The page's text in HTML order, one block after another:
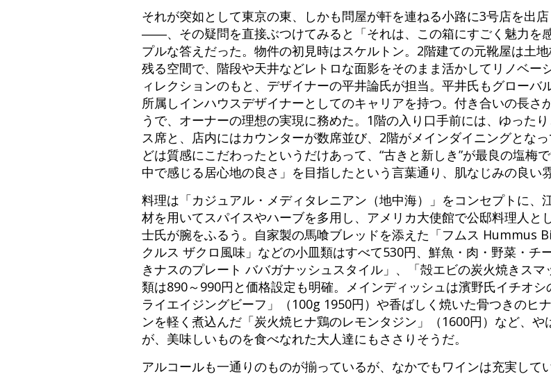
それが突如として東京の東、しかも問屋が軒を連ねる小路に3号店を出
――、その疑問を直接ぶつけてみると「それは、この箱にすごく魅力を
プルな答えだった。物件の初見時はスケルトン。2階建ての元靴屋は土
残る空間で、階段や天井などレトロな面影をそのまま活かしてリノベー
ィレクションのもと、デザイナーの平井論氏が担当。平井氏もグローバ
所属しインハウスデザイナーとしてのキャリアを持つ。付き合いの長さ
うで、オーナーの理想の実現に務めた。1階の入り口手前には、ゆった
ス席と、店内にはカウンターが数席並び、2階がメインダイニングとな
どは質感にこだわったというだけあって、“古きと新しき”が最良の塩梅
中で感じる居心地の良さ」を目指したという言葉通り、肌なじみの良い
料理は「カジュアル・メディタレニアン（地中海）」をコンセプトに、
材を用いてスパイスやハーブを多用し、アメリカ大使館で公邸料理人と
士氏が腕をふるう。自家製の馬喰ブレッドを添えた「フムス Hummus
クルス ザクロ風味」などの小皿類はすべて530円、鮮魚・肉・野菜・チ
きナスのプレート ババガナッシュスタイル」、「殻エビの炭火焼きス
類は890～990円と価格設定も明確。メインディッシュは濱野氏イチオ
ライエイジングビーフ」（100g 1950円）や香ばしく焼いた骨つきのヒ
ンを軽く煮込んだ「炭火焼ヒナ鶏のレモンタジン」（1600円）など、や
が、美味しいものを食べなれた大人達にもささりそうだ。
アルコールも一通りのものが揃っているが、なかでもワインは充実して